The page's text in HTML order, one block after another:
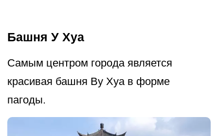
Башня У Хуа
Самым центром города является
красивая башня Ву Хуа в форме
пагоды.